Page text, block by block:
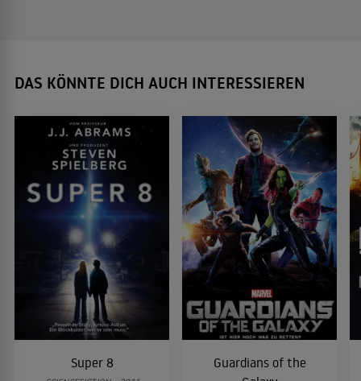
DAS KÖNNTE DICH AUCH INTERESSIEREN
Super 8
Guardians of the